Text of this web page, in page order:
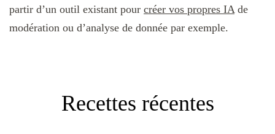
partir d’un outil existant pour créer vos propres IAde
modération ou d’analyse de donnée par exemple.
Recettes récentes